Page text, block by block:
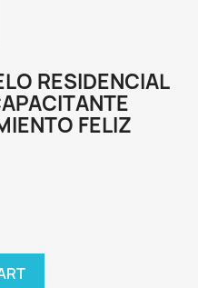
RESIDENCIAL
FELIZ